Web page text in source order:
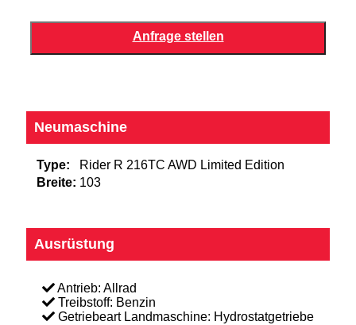
Neumaschine
Type:
Rider R 216TC AWD Limited Edition
Breite: 103
Ausrüstung
Antrieb: Allrad
Treibstoff: Benzin
Getriebeart Landmaschine: Hydrostatgetriebe